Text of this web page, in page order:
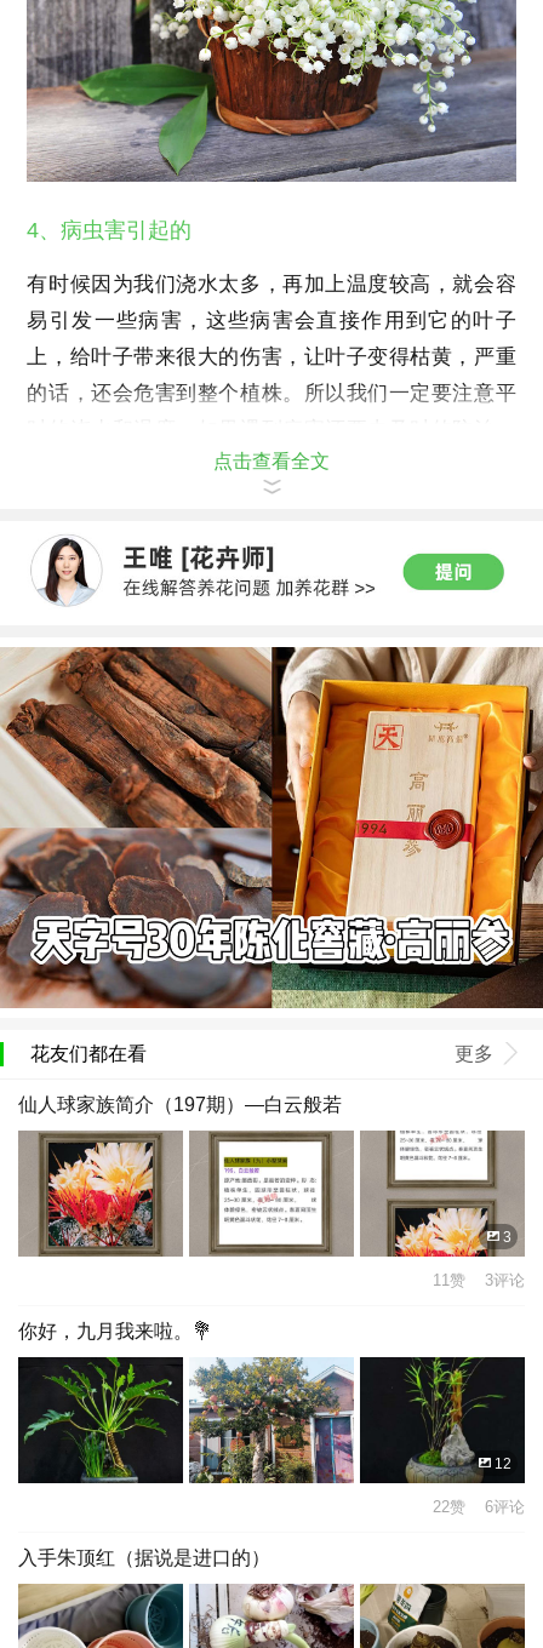
4、病虫害引起的
有时候因为我们浇水太多，再加上温度较高，就会容
易引发一些病害，这些病害会直接作用到它的叶子
上，给叶子带来很大的伤害，让叶子变得枯黄，严重
的话，还会危害到整个植株。所以我们一定要注意平
这样才能让叶子时刻翠绿。点击查看全文
花友们都在看 更多
仙人球家族简介（197期）—白云般若
3
11赞 3评论
你好，九月我来啦。💐
12
22赞 6评论
入手朱顶红（据说是进口的）